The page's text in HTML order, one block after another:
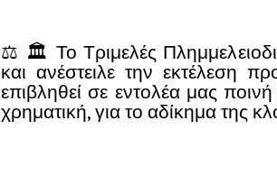
⚖️ 🏛️ Το Τριμελές
και ανέστειλε την εκτέλεση
επιβληθεί σε εντολέα μας
χρηματική, για το αδίκημα της